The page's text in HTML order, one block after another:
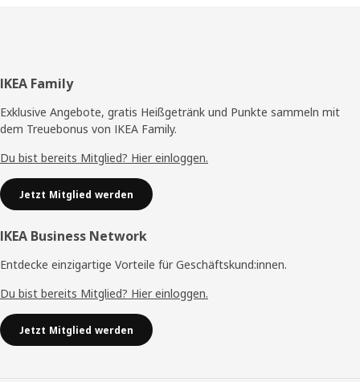
Fußzeile
IKEA Family
Exklusive Angebote, gratis Heißgetränk und Punkte sammeln mit
dem Treuebonus von IKEA Family.
Du bist bereits Mitglied? Hier einloggen.
Jetzt Mitglied werden
IKEA Business Network
Entdecke einzigartige Vorteile für Geschäftskund:innen.
Du bist bereits Mitglied? Hier einloggen.
Jetzt Mitglied werden